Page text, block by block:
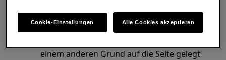
aus dem Gerät, bevor Sie es auf die Seite
legen.
einem anderen Grund auf die Seite gelegt
Cookie-Einstellungen Alle Cookies akzeptieren